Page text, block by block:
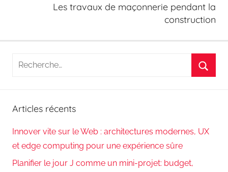
Les travaux de maçonnerie pendant la
construction
Recherche
Articles récents
Innover vite sur le Web : architectures modernes, UX
et edge computing pour une expérience sûre
Planifier le jour J comme un mini-projet: budget,